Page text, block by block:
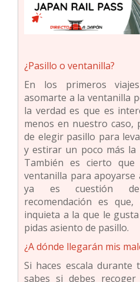
¿Pasillo o ventanilla?
En los primeros
asomarte a la ventanilla
la verdad es que es
menos en nuestro caso,
de elegir pasillo para
y estirar un poco más la
También es cierto
ventanilla para
ya es cuestión de
recomendación es
inquieta a la que le
pidas asiento de pasillo.
¿A dónde llegarán mis
Si haces escala
sabes si debes